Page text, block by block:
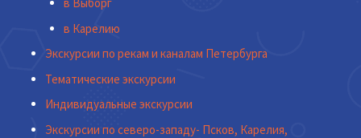
в Карелию
Экскурсии по рекам и каналам Петербурга
Тематические экскурсии
Индивидуальные экскурсии
Экскурсии по северо-западу- Псков, Карелия,